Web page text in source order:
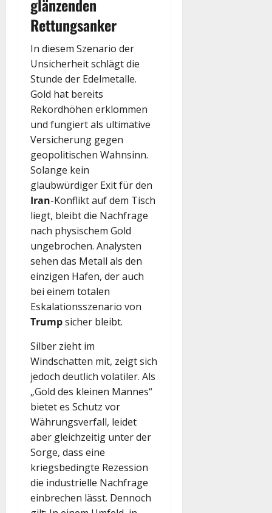
glänzenden
Rettungsanker
In diesem Szenario der
Unsicherheit schlägt die
Stunde der Edelmetalle.
Gold hat bereits
Rekordhöhen erklommen
und fungiert als ultimative
Versicherung gegen
geopolitischen Wahnsinn.
Solange kein
glaubwürdiger Exit für den
Iran-Konflikt auf dem Tisch
liegt, bleibt die Nachfrage
nach physischem Gold
ungebrochen. Analysten
sehen das Metall als den
einzigen Hafen, der auch
bei einem totalen
Eskalationsszenario von
Trumpsicher bleibt.
Silber zieht im
Windschatten mit, zeigt sich
jedoch deutlich volatiler. Als
„Gold des kleinen Mannes“
bietet es Schutz vor
Währungsverfall, leidet
aber gleichzeitig unter der
Sorge, dass eine
kriegsbedingte Rezession
die industrielle Nachfrage
einbrechen lässt. Dennoch